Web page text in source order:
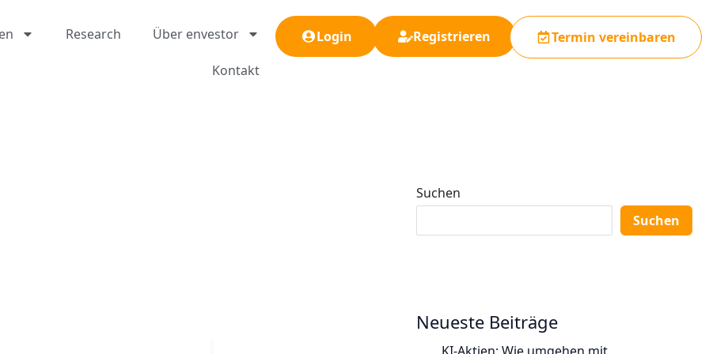
Research Über envestor
Kontakt
Login Registrieren Termin vereinbaren
Suchen
Suchen
Neueste Beiträge